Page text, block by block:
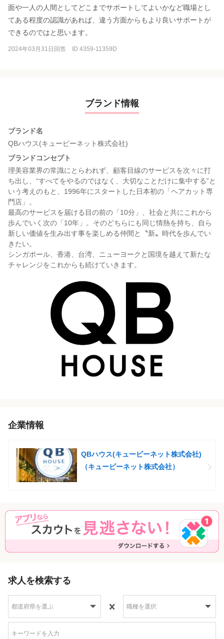
面や一人の人間としてどこまでサポートしてよいかなど職場とし
てある程度の認識があれば、違う方面からもより良いサポートが
できるのではと思います。
2024年03月31日回答 ID 4359-11359D
ブランド情報
ブランド名
QBハウス(キュービーネット株式会社)
ブランドコンセプト
理美容業界の常識にとらわれず、顧客目線のサービスを次々に打
ち出し、“すべてをやるのではなく、大切なことだけに集中する”と
いう考えのもと、1996年にスタートした日本初の「ヘアカット専
門店」。
最高のサービスを届ける目の前の「10分」、社会と共にこれから
歩んでいく次の「10年」。そのどちらにも同じ情熱を持ち、自ら
新しい価値を生み出す事を楽しめる仲間と〝新〟時代を歩んでい
きたい。
シンガポール、香港、台湾、ニューヨークと国境を越えて新たな
チャレンジをこれからも続けていきます。
企業情報
QBハウス(キュービーネット株式会社)
（キュービーネット株式会社）
求人を検索する